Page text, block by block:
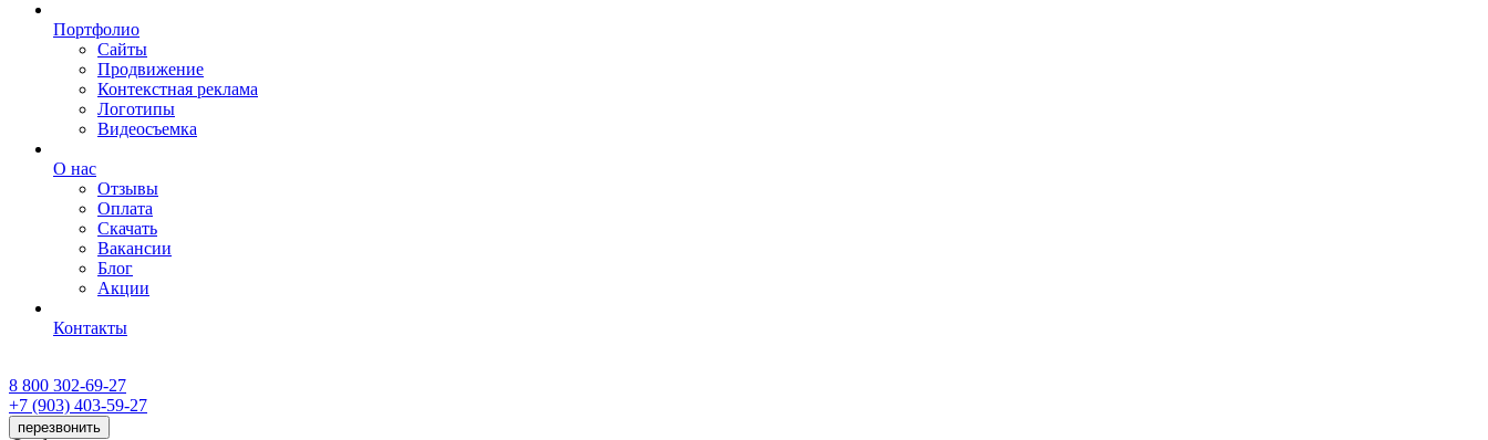
Портфолио
Сайты
Продвижение
Контекстная реклама
Логотипы
Видеосъемка
О нас
Отзывы
Оплата
Скачать
Вакансии
Блог
Акции
Контакты
8 800 302-69-27
+7 (903) 403-59-27
перезвонить